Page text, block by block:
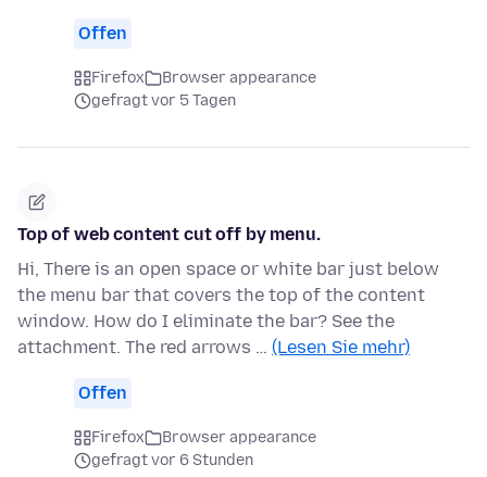
Offen
Firefox
Browser appearance
gefragt vor 5 Tagen
Top of web content cut off by menu.
Hi, There is an open space or white bar just below
the menu bar that covers the top of the content
window. How do I eliminate the bar? See the
attachment. The red arrows … (Lesen Sie mehr)
Offen
Firefox
Browser appearance
gefragt vor 6 Stunden